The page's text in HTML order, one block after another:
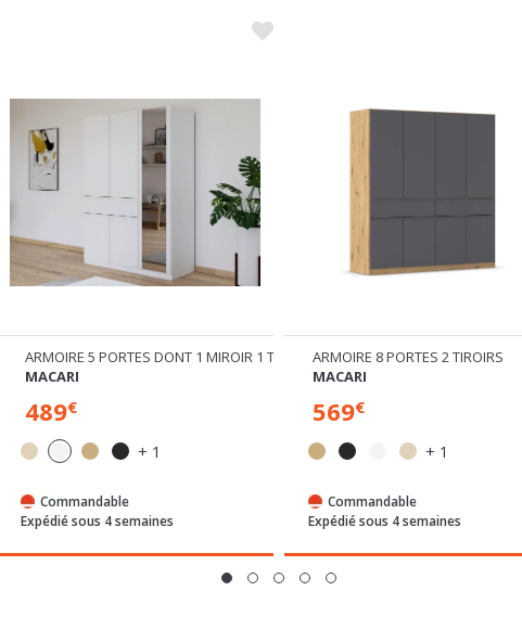
ARMOIRE 5 PORTES DONT 1 MIROIR 1 TIROIR
MACARI
489€
+ 1
Commandable
Expédié sous 4 semaines
ARMOIRE 8 PORTES 2 TIROIRS
MACARI
569€
+ 1
Commandable
Expédié sous 4 semaines